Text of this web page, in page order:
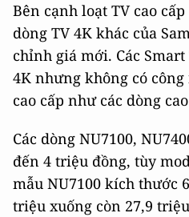
Bên cạnh loạt TV cao
dòng TV 4K khác của
chỉnh giá mới. Các
4K nhưng không có
cao cấp như các dòng
Các dòng NU7100,
đến 4 triệu đồng, tùy
mẫu NU7100 kích thước
triệu xuống còn 27,9